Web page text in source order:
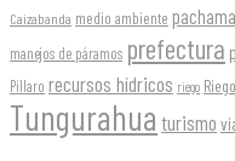
Caizabanda medio ambiente
manejos de páramos prefectura
Píllaro recursos hídricos riego
Tungurahua turismo